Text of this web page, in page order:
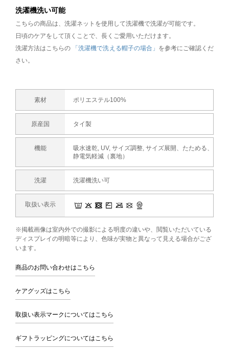
洗濯機洗い可能
こちらの商品は、洗濯ネットを使用して洗濯機で洗濯が可能です。
日頃のケアをして頂くことで、長くご愛用いただけます。
洗濯方法はこちらの
「洗濯機で洗える帽子の場合」 を参考にご確認くだ
さい。
素材 ポリエステル100%
原産国 タイ製
機能
吸水速乾, UV, サイズ調整, サイズ展開、たためる、
静電気軽減（裏地）
洗濯 洗濯機洗い可
取扱い表示
※掲載画像は室内外での撮影による明度の違いや、閲覧いただいている
ディスプレイの明暗等により、色味が実物と異なって見える場合がござ
います。
商品のお問い合わせはこちら
ケアグッズはこちら
取扱い表示マークについてはこちら
ギフトラッピングについてはこちら